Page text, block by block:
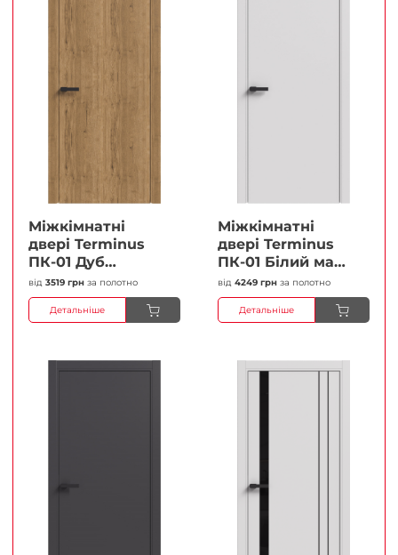
Міжкімнатні
двері Terminus
ПК-01 Дуб
античний Глухі
Плівка
від 3519 грн за полотно
Детальніше
Міжкімнатні
двері Terminus
ПК-01 Білий мат
(Термінус) Глухі
Плівка
від 4249 грн за полотно
Детальніше